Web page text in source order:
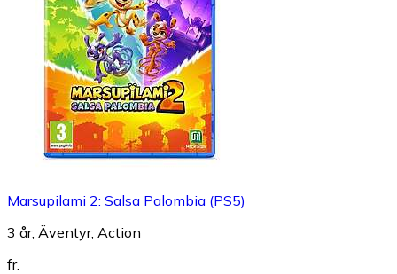
Marsupilami 2: Salsa Palombia (PS5)
3 år, Äventyr, Action
fr.